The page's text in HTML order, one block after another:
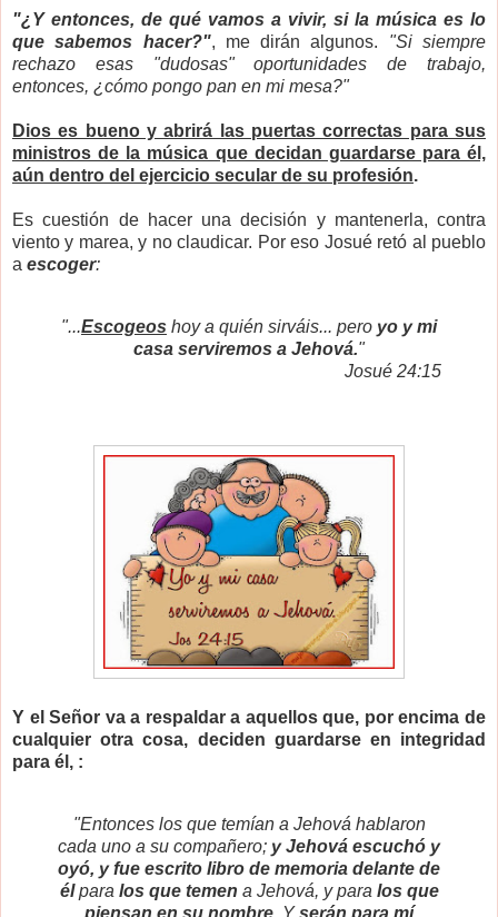
"¿Y entonces, de qué vamos a vivir, si la música es lo
que sabemos hacer?", me dirán algunos. "Si siempre
rechazo esas "dudosas"oportunidades de trabajo,
entonces, ¿cómo pongo pan en mi mesa?"
Dios es bueno y abrirá las puertas correctas para sus
ministros de la música que decidan guardarse para él,
aún dentro del ejercicio secular de su profesión.
Es cuestión de hacer una decisión y mantenerla, contra
viento y marea, y no claudicar. Por eso Josué retó al pueblo
a escoger:
"...Escogeos hoy a quién sirváis... pero yo y mi
casa serviremos a Jehová."
Josué 24:15
Y el Señor va a respaldar a aquellos que, por encima de
cualquier otra cosa, deciden guardarse en integridad
para él, :
"Entonces los que temían a Jehová hablaron
cada uno a su compañero; y Jehová escuchó y
oyó, y fue escrito libro de memoria delante de
élpara los que temen a Jehová, y para los que
piensan en su nombre . Yserán para mí